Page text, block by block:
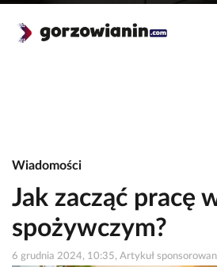
Wiadomości
Jak zacząć pracę
spożywczym?
6 grudnia 2024, 10:35, Artykuł